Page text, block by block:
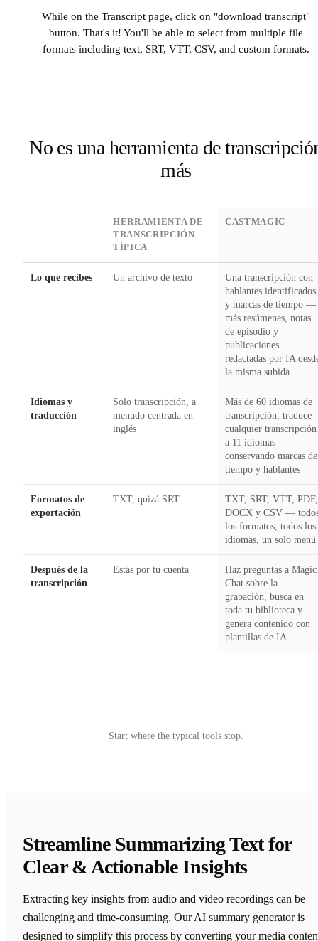
While on the Transcript page, click on "download transcript"
button. That's it! You'll be able to select from multiple file
formats including text, SRT, VTT, CSV, and custom formats.
No es una herramienta de
más
HERRAMIENTA DE
TRANSCRIPCIÓN
TÍPICA
CASTMAGIC
Lo que recibes Un archivo de texto
Una transcripción con
hablantes identificados
y marcas de tiempo —
más resúmenes, notas
de episodio y
publicaciones
redactadas por IA
la misma subida
Idiomas y
traducción
Solo transcripción, a
menudo centrada en
inglés
Más de 60 idiomas de
transcripción; traduce
cualquier transcripción
a 11 idiomas
conservando marcas de
tiempo y hablantes
Formatos de
exportación
TXT, quizá SRT
TXT, SRT, VTT, PDF,
DOCX y CSV —
los formatos, todos los
idiomas, un solo menú
Después de la
transcripción
Estás por tu cuenta
Haz preguntas a Magic
Chat sobre la
grabación, busca en
toda tu biblioteca y
genera contenido con
plantillas de IA
Start where the typical tools stop.
Streamline Summarizing Text for
Clear & Actionable Insights
Extracting key insights from audio and video recordings can be
challenging and time-consuming. Our AI summary generator is
designed to simplify this process by converting your media